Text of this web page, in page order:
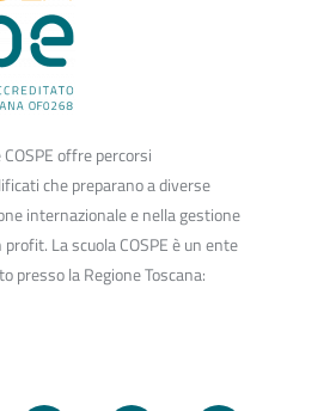
offre percorsi
che preparano a diverse
internazionale e nella gestione
La scuola COSPE è un ente
presso la Regione Toscana: